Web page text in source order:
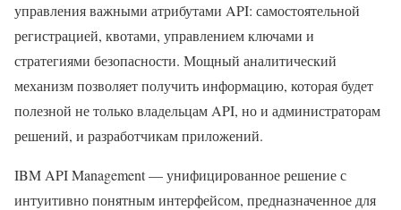
управления важными атрибутами API: самостоятельной
регистрацией, квотами, управлением ключами и
стратегиями безопасности. Мощный аналитический
механизм позволяет получить информацию, которая будет
полезной не только владельцам API, но и администраторам
решений, и разработчикам приложений.
IBM API Management — унифицированное решение с
интуитивно понятным интерфейсом, предназначенное для